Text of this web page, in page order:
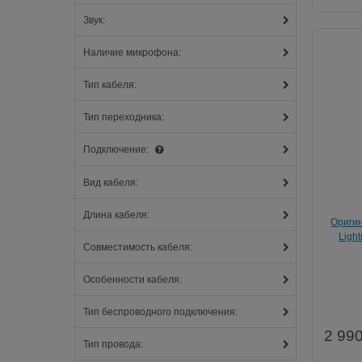
Звук:
Наличие микрофона:
Тип кабеля:
Тип переходника:
Подключение:
Вид кабеля:
Длина кабеля:
Совместимость кабеля:
Особенности кабеля:
Тип беспроводного подключения:
Тип провода:
2 990